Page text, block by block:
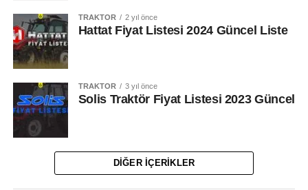
TRAKTÖR 2 yıl önce
Hattat Fiyat Listesi 2024 Güncel Liste
TRAKTÖR 3 yıl önce
Solis Traktör Fiyat Listesi 2023 Güncel
DIĞER İÇERIKLER